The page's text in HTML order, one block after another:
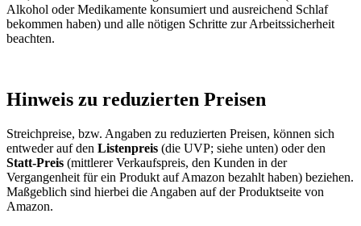
Alkohol oder Medikamente konsumiert und ausreichend Schlaf
bekommen haben) und alle nötigen Schritte zur Arbeitssicherheit
beachten.
Hinweis zu reduzierten Preisen
Streichpreise, bzw. Angaben zu reduzierten Preisen, können sich
entweder auf den Listenpreis (die UVP; siehe unten) oder den
Statt-Preis (mittlerer Verkaufspreis, den Kunden in der
Vergangenheit für ein Produkt auf Amazon bezahlt haben) beziehen.
Maßgeblich sind hierbei die Angaben auf der Produktseite von
Amazon.